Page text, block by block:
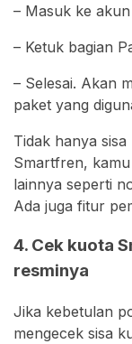
– Masuk ke
– Ketuk bagian
– Selesai. Akan
paket yang
Tidak hanya
Smartfren,
lainnya seperti
Ada juga fitur
4. Cek kuota
resminya
Jika kebetulan
mengecek sisa